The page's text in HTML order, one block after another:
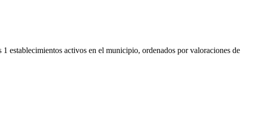
establecimientos activos en el municipio, ordenados por valoraciones de